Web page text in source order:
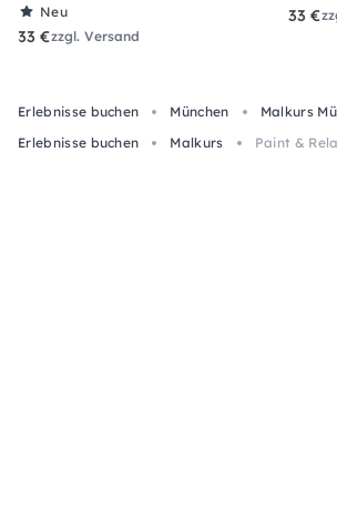
Neu
33 €zzgl. Versand
33 €
Erlebnisse buchen München Malkurs
Erlebnisse buchen
Malkurs Paint &